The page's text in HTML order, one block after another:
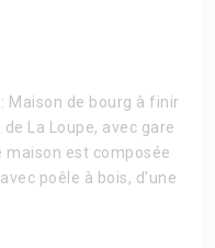
Maison de bourg à finir
La Loupe, avec gare
est composée
poêle à bois, d'une